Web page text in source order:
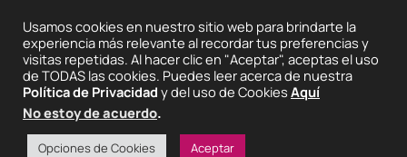
N3k0 Hace 24 horas
2025 © Degeneraciónx.com | Anime, Games & Nothing
Quiénes
Somos
Condiciones De
Uso Privacidad
Usamos cookies en nuestro sitio web para brindarte la
experiencia más relevante al recordar tus preferencias y
visitas repetidas. Al hacer clic en "Aceptar", aceptas el uso
de TODAS las cookies. Puedes leer acerca de nuestra
Política de Privacidad y del uso de Cookies Aquí
No estoy de acuerdo.
Opciones de Cookies Aceptar